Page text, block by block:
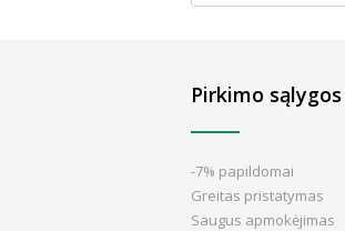
Pirkimo sąlygos
-7% papildomai
Greitas pristatymas
Saugus apmokėjimas